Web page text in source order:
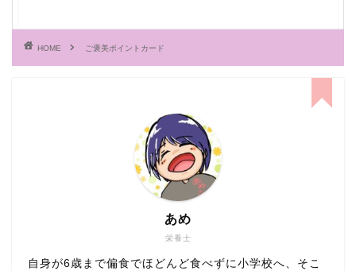
HOME ご褒美ポイントカード
栄養士
あめ
自身が6歳まで偏食でほどんど食べずに小学校へ、そこ